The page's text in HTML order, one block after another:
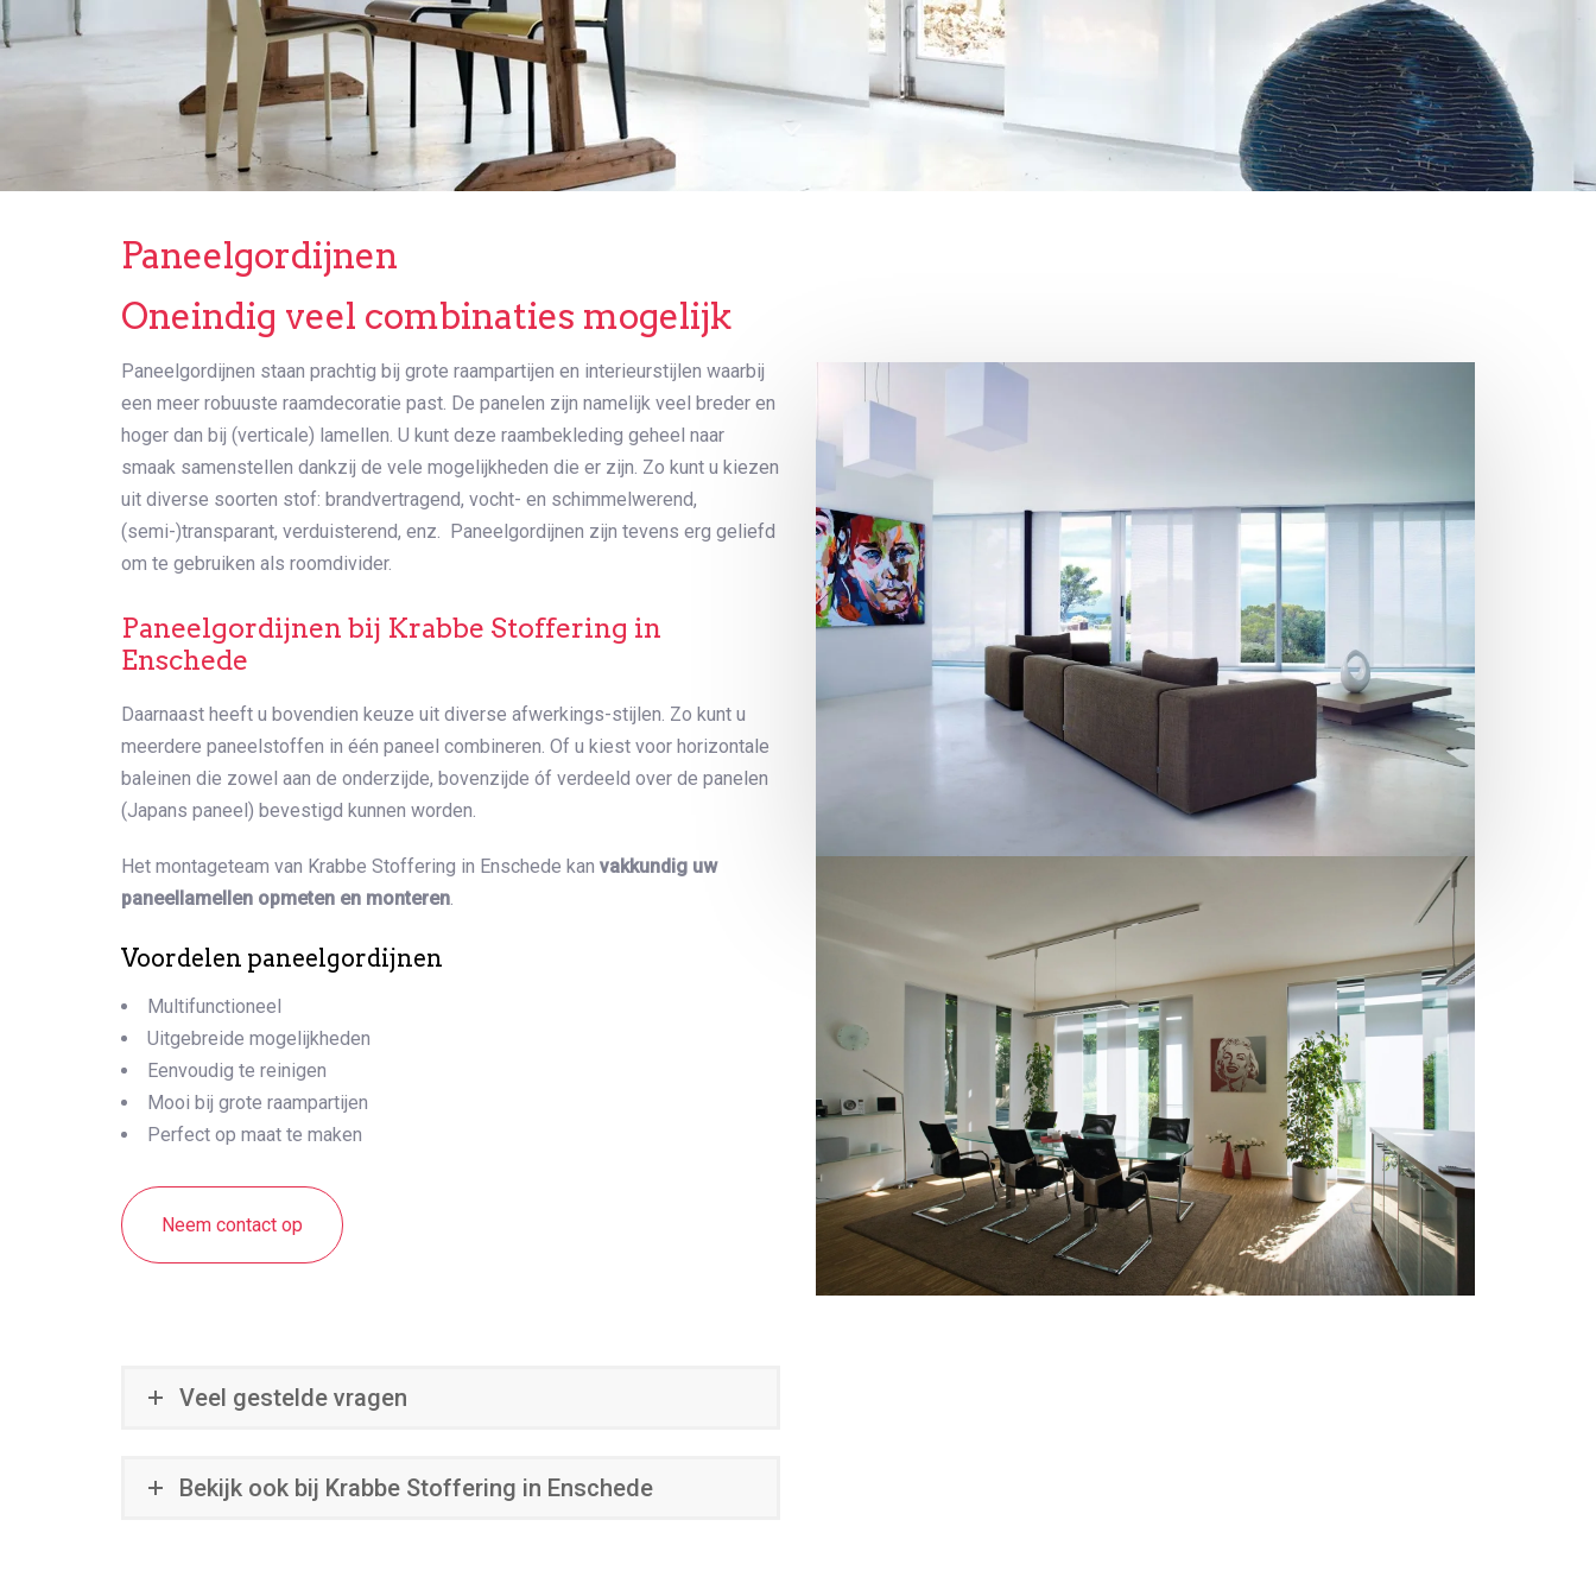
Paneelgordijnen
Oneindig veel combinaties mogelijk
Paneelgordijnen staan prachtig bij grote raampartijen en interieurstijlen waarbij
een meer robuuste raamdecoratie past. De panelen zijn namelijk veel breder en
hoger dan bij (verticale) lamellen. U kunt deze raambekleding geheel naar
smaak samenstellen dankzij de vele mogelijkheden die er zijn. Zo kunt u kiezen
uit diverse soorten stof: brandvertragend, vocht- en schimmelwerend,
(semi-)transparant, verduisterend, enz. Paneelgordijnen zijn tevens erg geliefd
om te gebruiken als roomdivider.
Paneelgordijnen bij Krabbe Stoffering in
Enschede
Daarnaast heeft u bovendien keuze uit diverse afwerkings-stijlen. Zo kunt u
meerdere paneelstoffen in één paneel combineren. Of u kiest voor horizontale
baleinen die zowel aan de onderzijde, bovenzijde óf verdeeld over de panelen
(Japans paneel) bevestigd kunnen worden.
Het montageteam van Krabbe Stoffering in Enschede kan vakkundig uw
paneellamellen opmeten en monteren.
Voordelen paneelgordijnen
Multifunctioneel
Uitgebreide mogelijkheden
Eenvoudig te reinigen
Mooi bij grote raampartijen
Perfect op maat te maken
Neem contact op
Veel gestelde vragen
Bekijk ook bij Krabbe Stoffering in Enschede